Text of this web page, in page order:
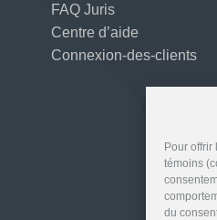
Pour
témoins
du
FAQ Juris
Centre d’aide
Connexion-des-clients